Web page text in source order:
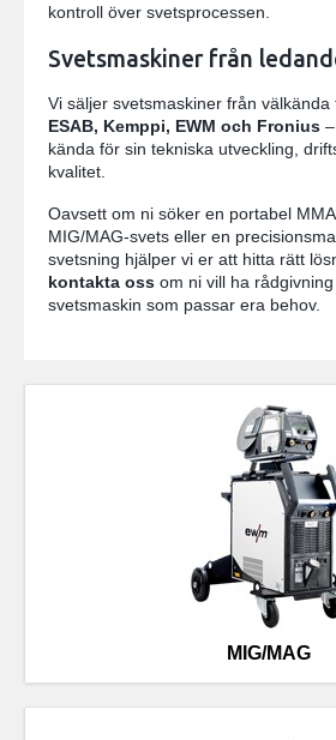
kontroll över svetsprocessen.
Svetsmaskiner från
Vi säljer svetsmaskiner från välkända
ESAB, Kemppi, EWM och Fronius
kända för sin tekniska utveckling,
kvalitet.
Oavsett om ni söker en portabel
MIG/MAG-svets eller en
svetsning hjälper vi er att hitta rätt
kontakta oss om ni vill ha
svetsmaskin som passar era behov.
MIG/MAG